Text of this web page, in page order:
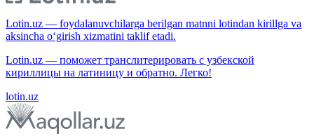
Lotin.uz — foydalanuvchilarga berilgan matnni lotindan kirillga va
aksincha o‘girish xizmatini taklif etadi.
Lotin.uz — поможет транслитерировать с узбекской
кириллицы на латиницу и обратно. Легко!
lotin.uz